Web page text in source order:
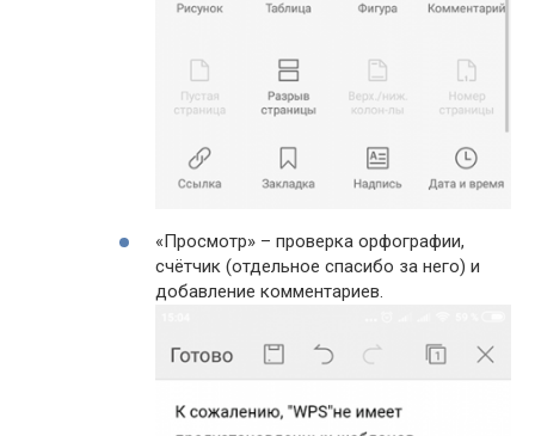
«Просмотр» – проверка орфографии,
счётчик (отдельное спасибо за него) и
добавление комментариев.